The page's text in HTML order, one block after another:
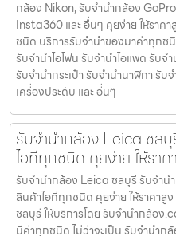
กล้อง Nikon, รับจำนำกล้อง
Insta360 และ อื่นๆ คุยง่าย ให้ราค
ชนิด บริการรับจำนำของมาค่าทุกช
รับจํานําไอโฟน รับจํานําไอแพด รับ
รับจํานํากระเป๋า รับจํานํานาฬิกา รั
เครื่องประดับ และ อื่นๆ
รับจำนำกล้อง Leica ชล
ไอทีทุกชนิด คุยง่าย ให้ราค
รับจำนำกล้อง Leica ชลบุรี รับจํานํ
สินค้าไอทีทุกชนิด คุยง่าย ให้ราคา
ชลบุรี ให้บริการโดย รับจํานํากล้อง
มีค่าทุกชนิด ไม่ว่าจะเป็น รับจํานําก